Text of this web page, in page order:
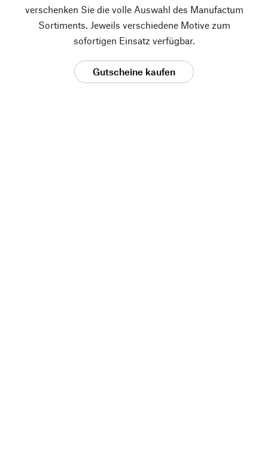
verschenken Sie die volle Auswahl des Manufactum
Sortiments. Jeweils verschiedene Motive zum
sofortigen Einsatz verfügbar.
Gutscheine kaufen